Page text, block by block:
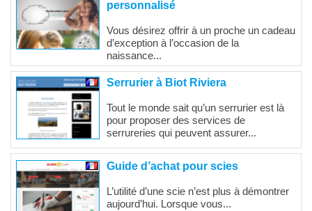
personnalisé
Vous désirez offrir à un proche un cadeau
d’exception à l’occasion de la
naissance...
Serrurier à Biot Riviera
Tout le monde sait qu’un serrurier est là
pour proposer des services de
serrureries qui peuvent assurer...
Guide d’achat pour scies
L’utilité d’une scie n’est plus à démontrer
aujourd’hui. Lorsque vous...